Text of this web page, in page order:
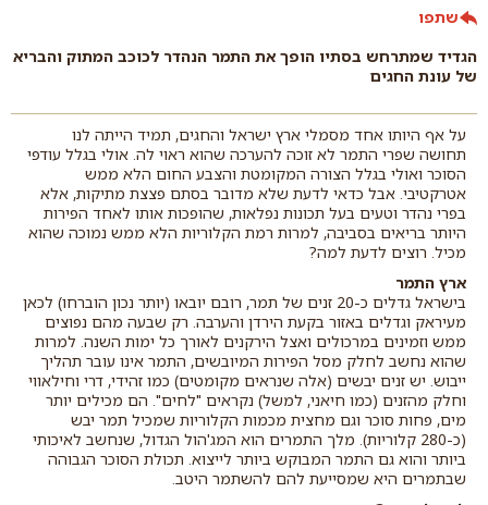
שתפו
הגדיד שמתרחש בסתיו הופך את התמר הנהדר לכוכב המתוק והבריא
של עונת החגים
על אף היותו אחד מסמלי ארץ ישראל והחגים, תמיד הייתה לנו
תחושה שפרי התמר לא זוכה להערכה שהוא ראוי לה. אולי בגלל עודפי
הסוכר ואולי בגלל הצורה המקומטת והצבע החום הלא ממש
אטרקטיבי. אבל כדאי לדעת שלא מדובר בסתם פצצת מתיקות, אלא
בפרי נהדר וטעים בעל תכונות נפלאות, שהופכות אותו לאחד הפירות
היותר בריאים בסביבה, למרות רמת הקלוריות הלא ממש נמוכה שהוא
מכיל. רוצים לדעת למה?
ארץ התמר
בישראל גדלים כ-20 זנים של תמר, רובם יובאו (יותר נכון הוברחו) לכאן
מעיראק וגדלים באזור בקעת הירדן והערבה. רק שבעה מהם נפוצים
ממש וזמינים במרכולים ואצל הירקנים לאורך כל ימות השנה. למרות
שהוא נחשב לחלק מסל הפירות המיובשים, התמר אינו עובר תהליך
ייבוש. יש זנים יבשים (אלה שנראים מקומטים) כמו זהידי, דרי וחילאווי
וחלק מהזנים (כמו חיאני, למשל) נקראים "לחים". הם מכילים יותר
מים, פחות סוכר וגם מחצית מכמות הקלוריות שמכיל תמר יבש
(כ-280 קלוריות). מלך התמרים הוא המג'הול הגדול, שנחשב לאיכותי
ביותר והוא גם התמר המבוקש ביותר לייצוא. תכולת הסוכר הגבוהה
שבתמרים היא שמסייעת להם להשתמר היטב.